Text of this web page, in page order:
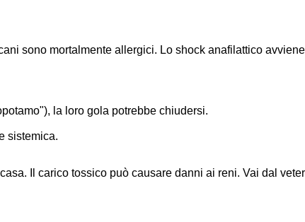
sono mortalmente allergici. Lo shock anafilattico
la loro gola potrebbe chiudersi.
sistemica.
Il carico tossico può causare danni ai reni. Vai dal